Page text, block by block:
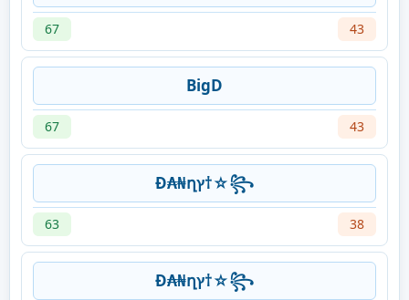
67 43
BigD
67 43
Đ₳₦ղץ†☆꧂
63 38
Đ₳₦ղץ†☆꧂